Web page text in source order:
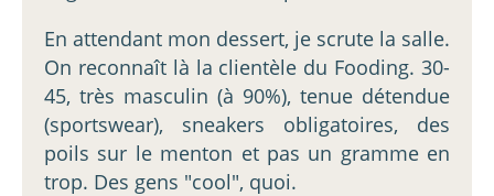
En attendant mon dessert, je scrute la salle.
On reconnaît là la clientèle du Fooding. 30-
45, très masculin (à 90%), tenue détendue
(sportswear), sneakers obligatoires, des
poils sur le menton et pas un gramme en
trop. Des gens "cool", quoi.